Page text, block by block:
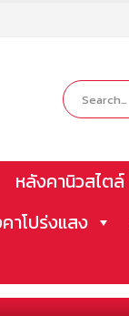
หลังคานิวสไตล์
าโปร่งแสง